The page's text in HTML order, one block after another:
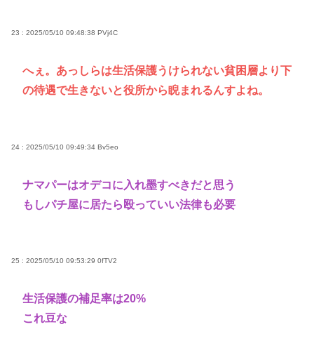
23 : 2025/05/10 09:48:38 PVj4C
へぇ。あっしらは生活保護うけられない貧困層より下
の待遇で生きないと役所から睨まれるんすよね。
24 : 2025/05/10 09:49:34 Bv5eo
ナマパーはオデコに入れ墨すべきだと思う
もしパチ屋に居たら殴っていい法律も必要
25 : 2025/05/10 09:53:29 0fTV2
生活保護の補足率は20%
これ豆な